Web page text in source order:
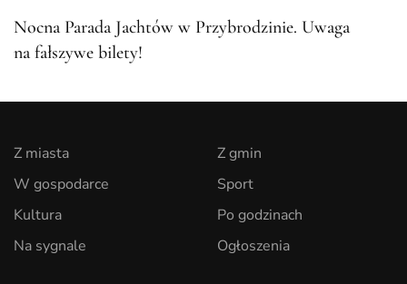
Nocna Parada Jachtów w Przybrodzinie. Uwaga
na fałszywe bilety!
Z miasta
W gospodarce
Kultura
Na sygnale
Z gmin
Sport
Po godzinach
Ogłoszenia